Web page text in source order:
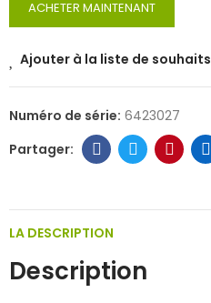
ACHETER MAINTENANT
Ajouter à la liste de souhaits
Numéro de série: 6423027
LA DESCRIPTION
Description